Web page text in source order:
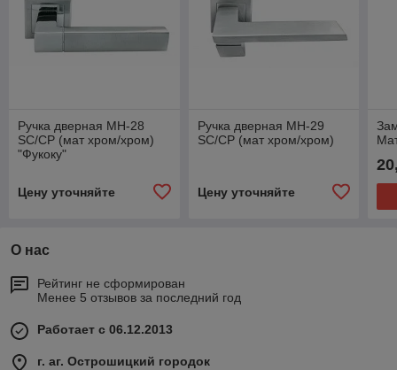
Ручка дверная МН-28
SC/CP (мат хром/хром)
"Фукоку"
Цену уточняйте
Ручка дверная МН-29
SC/CP (мат хром/хром)
Цену уточняйте
О нас
Рейтинг не сформирован
Менее 5 отзывов за последний год
Работает с 06.12.2013
г. аг. Острошицкий городок